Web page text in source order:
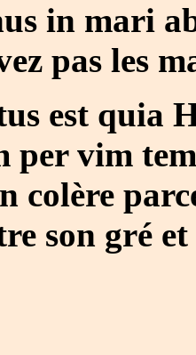
in mari
pas les
est quia
per vim
colère
son gré